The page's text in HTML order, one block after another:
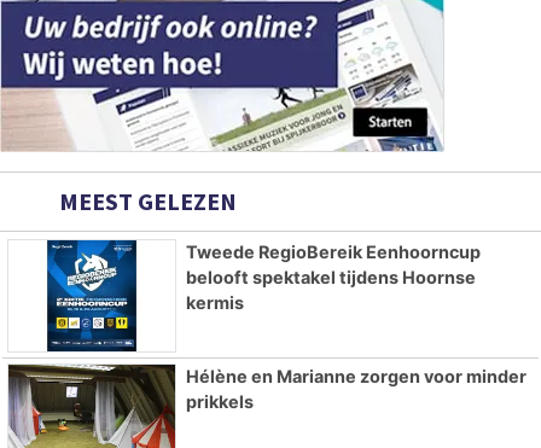
MEEST GELEZEN
Tweede RegioBereik Eenhoorncup
belooft spektakel tijdens Hoornse
kermis
Hélène en Marianne zorgen voor minder
prikkels